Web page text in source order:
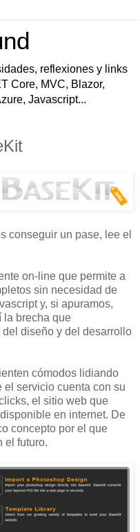
reflexiones y links
Core, MVC, Blazor,
Javascript...
conseguir un pase, lee el
on-line que permite a
sin necesidad de
y, si apuramos,
la brecha que
diseño y del desarrollo
cómodos lidiando
servicio cuenta con su
el sitio web que
en internet. De
concepto por el que
el futuro.